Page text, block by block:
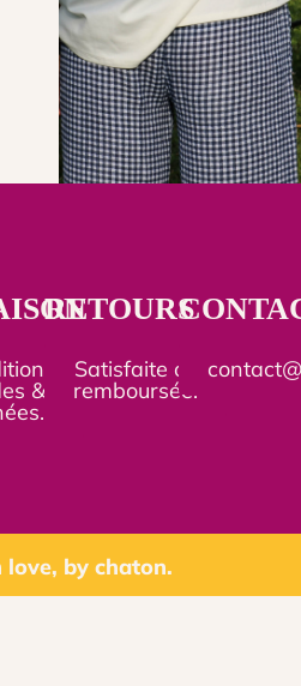
&
RETOURS
Satisfaite ou
remboursée.
by chaton.